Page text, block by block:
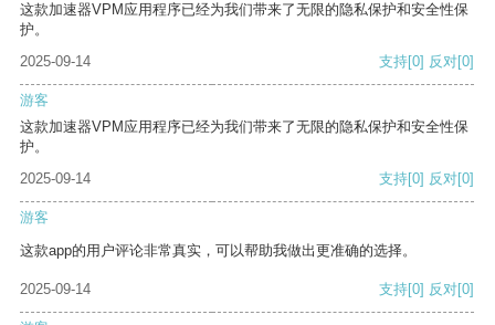
这款加速器VPM应用程序已经为我们带来了无限的隐私保护和安全性保
护。
2025-09-14
支持[0] 反对[0]
游客
这款加速器VPM应用程序已经为我们带来了无限的隐私保护和安全性保
护。
2025-09-14
支持[0] 反对[0]
游客
这款app的用户评论非常真实，可以帮助我做出更准确的选择。
2025-09-14 支持[0] 反对[0]